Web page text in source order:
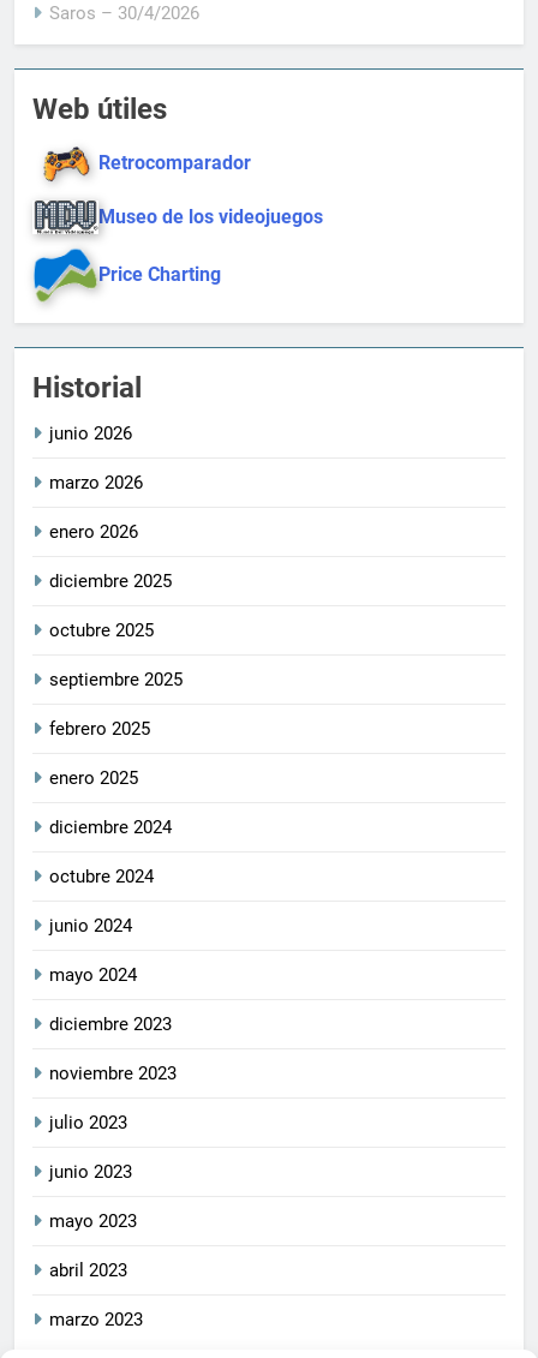
Saros – 30/4/2026
Web útiles
Retrocomparador
Museo de los videojuegos
Price Charting
Historial
junio 2026
marzo 2026
enero 2026
diciembre 2025
octubre 2025
septiembre 2025
febrero 2025
enero 2025
diciembre 2024
octubre 2024
junio 2024
mayo 2024
diciembre 2023
noviembre 2023
julio 2023
junio 2023
mayo 2023
abril 2023
marzo 2023